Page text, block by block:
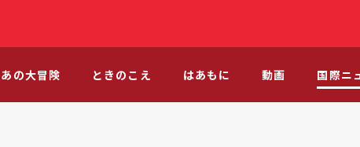
の大冒険 ときのこえ はあもに 動画 国際ニ